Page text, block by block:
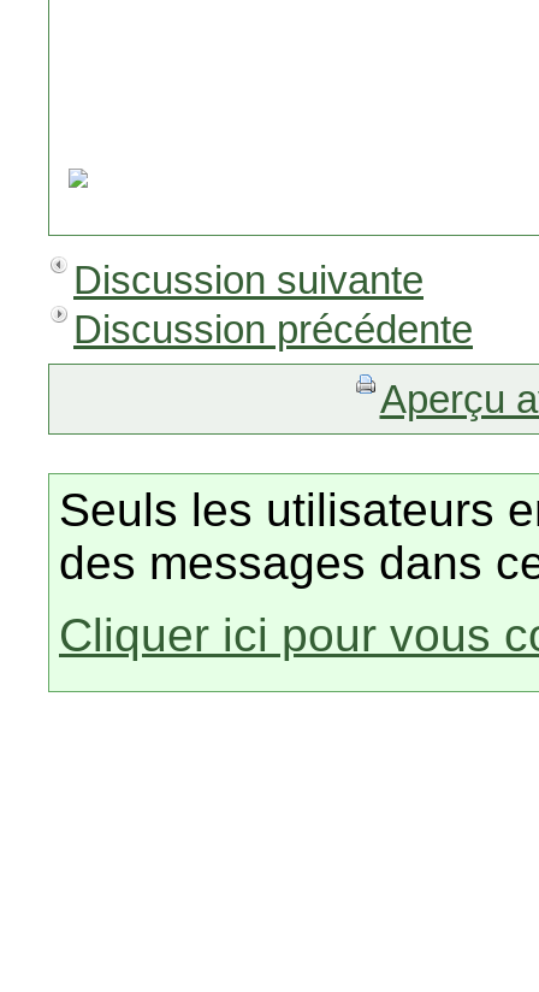
Discussion suivante
Discussion précédente
Aperçu
Seuls les utilisateurs
des messages dans
Cliquer ici pour vous